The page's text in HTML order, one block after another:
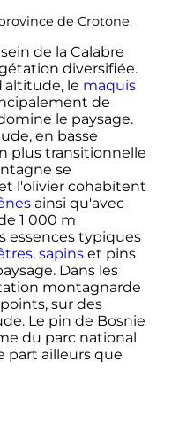
de Crotone.
de la Calabre
diversifiée.
le maquis
de
le paysage.
en basse
plus transitionnelle
se
l'olivier cohabitent
ainsi qu'avec
1 000 m
essences typiques
, sapinset pins
Dans les
montagnarde
sur des
Le pin de Bosnie
du parc national
part ailleurs que